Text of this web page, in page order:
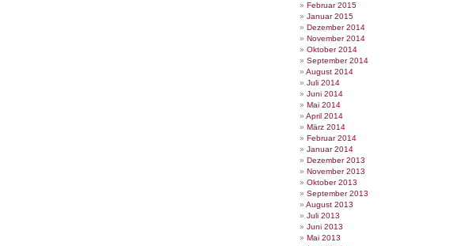
Februar 2015
Januar 2015
Dezember 2014
November 2014
Oktober 2014
September 2014
August 2014
Juli 2014
Juni 2014
Mai 2014
April 2014
März 2014
Februar 2014
Januar 2014
Dezember 2013
November 2013
Oktober 2013
September 2013
August 2013
Juli 2013
Juni 2013
Mai 2013